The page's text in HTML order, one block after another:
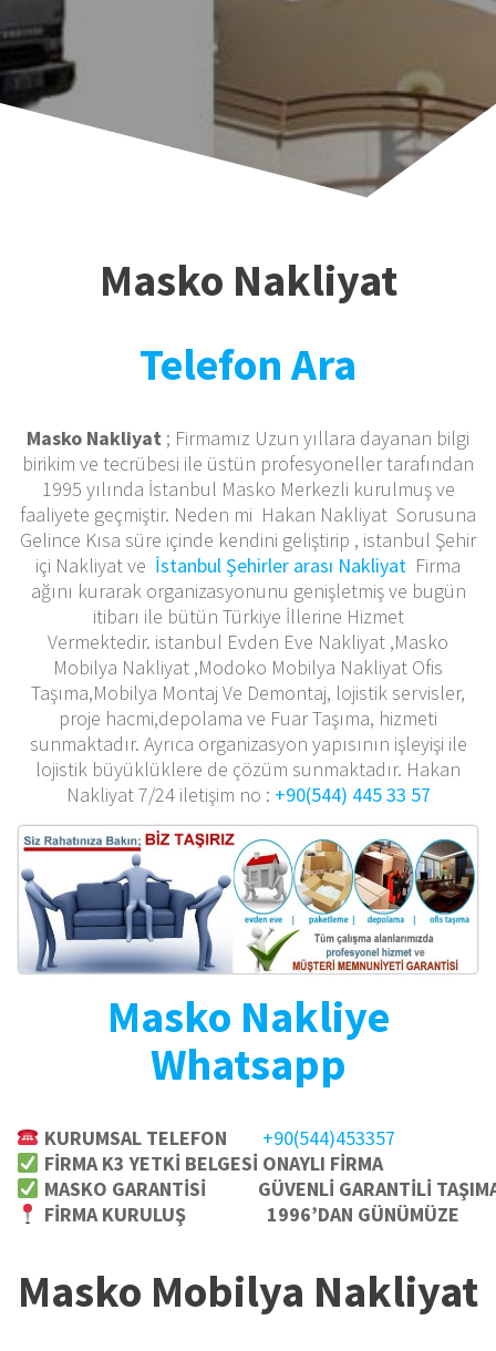
Masko Nakliyat
Telefon Ara
Masko Nakliyat ; Firmamız Uzun yıllara dayanan bilgi
birikim ve tecrübesi ile üstün profesyoneller tarafından
1995 yılında İstanbul Masko Merkezli kurulmuş ve
faaliyete geçmiştir. Neden mi Hakan Nakliyat Sorusuna
Gelince Kısa süre içinde kendini geliştirip , istanbul Şehir
içi Nakliyat ve İstanbul Şehirler arası Nakliyat Firma
ağını kurarak organizasyonunu genişletmiş ve bugün
itibarı ile bütün Türkiye İllerine Hizmet
Vermektedir. istanbul Evden Eve Nakliyat ,Masko
Mobilya Nakliyat ,Modoko Mobilya Nakliyat Ofis
Taşıma,Mobilya Montaj Ve Demontaj, lojistik servisler,
proje hacmi,depolama ve Fuar Taşıma, hizmeti
sunmaktadır. Ayrıca organizasyon yapısının işleyişi ile
lojistik büyüklüklere de çözüm sunmaktadır. Hakan
Nakliyat 7/24 iletişim no : +90(544) 445 33 57
Masko Nakliye
Whatsapp
KURUMSAL TELEFON
+90(544)453357
FİRMA K3 YETKİ BELGESİ ONAYLI FİRMA
MASKO GARANTİSİ
GÜVENLİ GARANTİLİ
FİRMA KURULUŞ
1996’DAN GÜNÜMÜZE
Masko Mobilya Nakliyat